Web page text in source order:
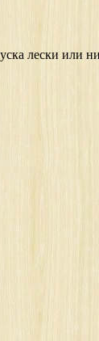
лески или